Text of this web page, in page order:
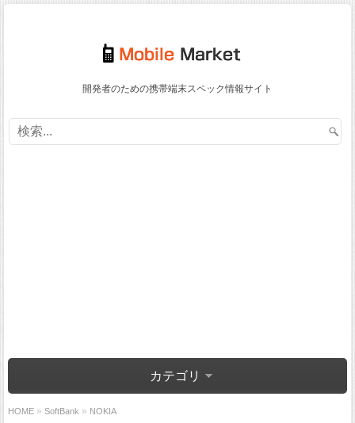
開発者のための携帯端末スペック情報サイト
カテゴリ
HOME » SoftBank » NOKIA